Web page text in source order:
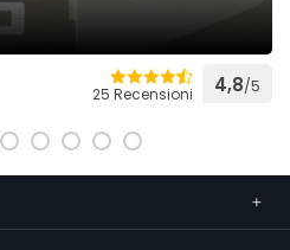
25 Recensioni 4,8/5